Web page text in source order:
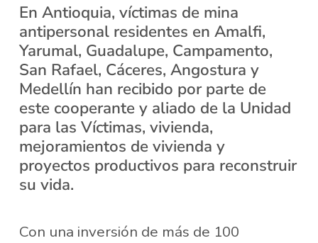
En Antioquia, víctimas de mina
antipersonal residentes en Amalfi,
Yarumal, Guadalupe, Campamento,
San Rafael, Cáceres, Angostura y
Medellín han recibido por parte de
este cooperante y aliado de la Unidad
para las Víctimas, vivienda,
mejoramientos de vivienda y
proyectos productivos para reconstruir
su vida.
Con una inversión de más de 100